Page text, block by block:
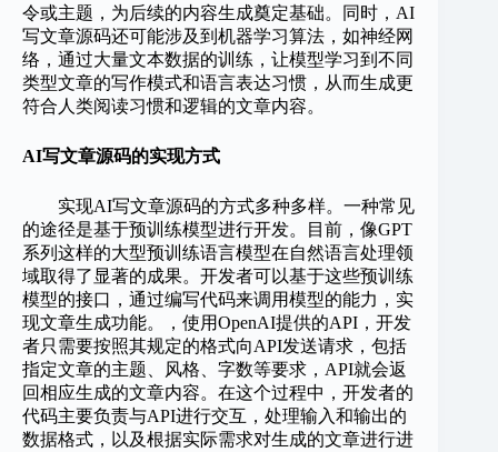
令或主题，为后续的内容生成奠定基础。同时，AI
写文章源码还可能涉及到机器学习算法，如神经网
络，通过大量文本数据的训练，让模型学习到不同
类型文章的写作模式和语言表达习惯，从而生成更
符合人类阅读习惯和逻辑的文章内容。
AI写文章源码的实现方式
实现AI写文章源码的方式多种多样。一种常见
的途径是基于预训练模型进行开发。目前，像GPT
系列这样的大型预训练语言模型在自然语言处理领
域取得了显著的成果。开发者可以基于这些预训练
模型的接口，通过编写代码来调用模型的能力，实
现文章生成功能。，使用OpenAI提供的API，开发
者只需要按照其规定的格式向API发送请求，包括
指定文章的主题、风格、字数等要求，API就会返
回相应生成的文章内容。在这个过程中，开发者的
代码主要负责与API进行交互，处理输入和输出的
数据格式，以及根据实际需求对生成的文章进行进